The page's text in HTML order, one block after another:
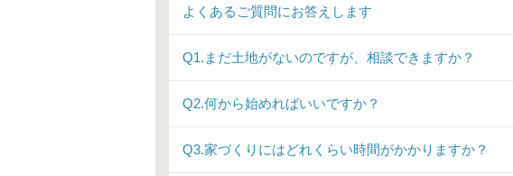
よくあるご質問にお答えします
Q1.まだ土地がないのですが、相談できますか？
Q2.何から始めればいいですか？
Q3.家づくりにはどれくらい時間がかかりますか？